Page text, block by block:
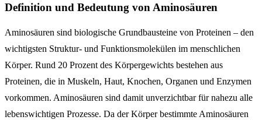
Definition und Bedeutung von Aminosäuren
Aminosäuren sind biologische Grundbausteine von Proteinen – den
wichtigsten Struktur- und Funktionsmolekülen im menschlichen
Körper. Rund 20 Prozent des Körpergewichts bestehen aus
Proteinen, die in Muskeln, Haut, Knochen, Organen und Enzymen
vorkommen. Aminosäuren sind damit unverzichtbar für nahezu alle
lebenswichtigen Prozesse. Da der Körper bestimmte Aminosäuren